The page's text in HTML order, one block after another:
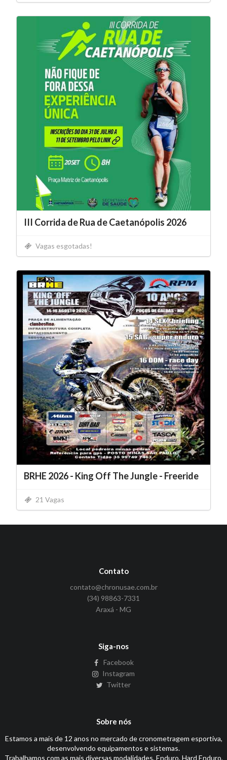
III Corrida de Rua de Caetanópolis 2026
Vagas esgotadas!
BRHE 2026 - King Off The Jungle - Freeride
21 Vagas
Contato
contato@chronusae.com.br
(34) 98863-7331
Araxá - MG
Siga-nos
Facebook
Instagram
Twitter
Sobre nós
Estamos a mais de 12 anos no mercado de cronometragem esportiva,
desenvolvendo equipamentos e sistemas.
Trabalhamos com as mais diversas modalidades, Enduro, Hard Enduro,